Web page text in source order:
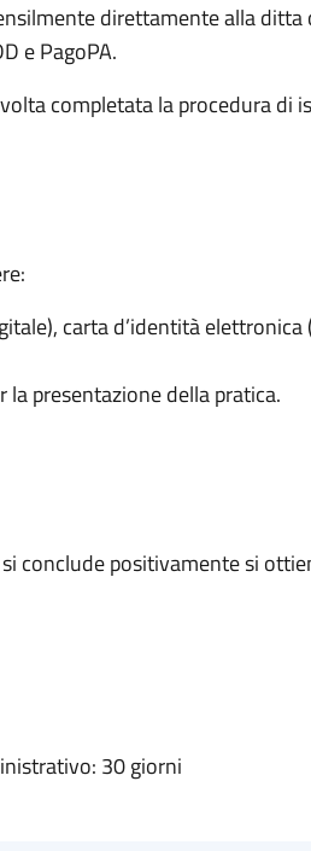
direttamente alla ditta
e PagoPA.
completata la procedura di
carta d’identità elettronica
presentazione della pratica.
conclude positivamente si
30 giorni